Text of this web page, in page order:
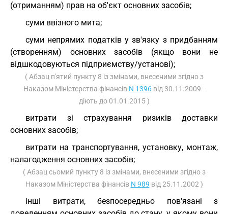
(отриманням) прав на об'єкт основних засобів;
суми ввізного мита;
суми непрямих податків у зв'язку з придбанням
(створенням) основних засобів (якщо вони не
відшкодовуються підприємству/установі);
( Абзац п'ятий пункту 8 із змінами, внесеними згідно з
Наказом Міністерства фінансів N 1396 від 30.11.2009 -
діють до 01.01.2015 )
витрати зі страхування ризиків доставки
основних засобів;
витрати на транспортування, установку, монтаж,
налагодження основних засобів;
( Абзац сьомий пункту 8 із змінами, внесеними згідно з
Наказом Міністерства фінансів N 989 від 25.11.2002 )
інші витрати, безпосередньо пов'язані з